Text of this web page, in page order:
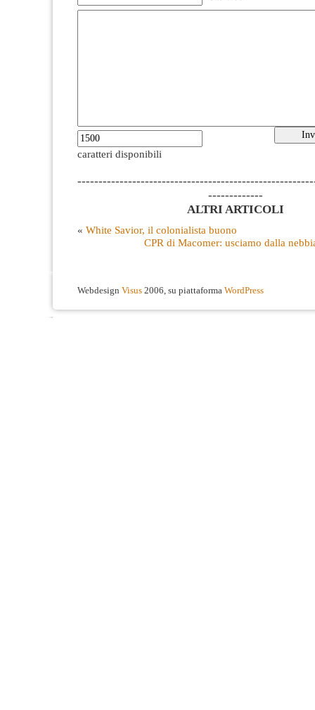
caratteri disponibili
-------------
ALTRI ARTICOLI
« White Savior, il colonialista buono
CPR di Macomer: usciamo dalla
Webdesign Visus 2006, su piattaforma WordPress